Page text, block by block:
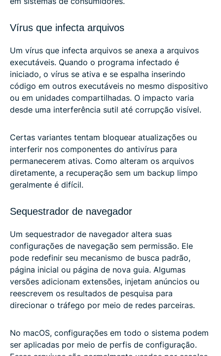
Vírus que infecta arquivos
Um vírus que infecta arquivos se anexa a arquivos
executáveis. Quando o programa infectado é
iniciado, o vírus se ativa e se espalha inserindo
código em outros executáveis ​​no mesmo dispositivo
ou em unidades compartilhadas. O impacto varia
desde uma interferência sutil até corrupção visível.
Certas variantes tentam bloquear atualizações ou
interferir nos componentes do antivírus para
permanecerem ativas. Como alteram os arquivos
diretamente, a recuperação sem um backup limpo
geralmente é difícil.
Sequestrador de navegador
Um sequestrador de navegador altera suas
configurações de navegação sem permissão. Ele
pode redefinir seu mecanismo de busca padrão,
página inicial ou página de nova guia. Algumas
versões adicionam extensões, injetam anúncios ou
reescrevem os resultados de pesquisa para
direcionar o tráfego por meio de redes parceiras.
No macOS, configurações em todo o sistema podem
ser aplicadas por meio de perfis de configuração.